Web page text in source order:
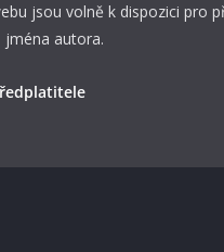
jsou volně k dispozici pro
autora.